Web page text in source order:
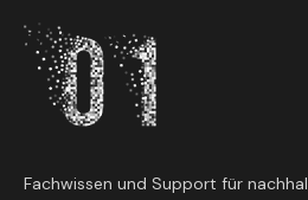
Fachwissen und Support für